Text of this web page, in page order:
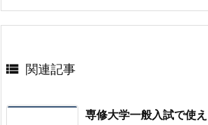
 関連記事
専修大学一般入試で使